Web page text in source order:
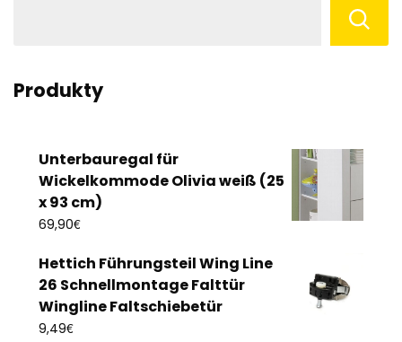
Produkty
Unterbauregal für
Wickelkommode Olivia weiß (25
x 93 cm)
69,90€
Hettich Führungsteil Wing Line
26 Schnellmontage Falttür
Wingline Faltschiebetür
9,49€